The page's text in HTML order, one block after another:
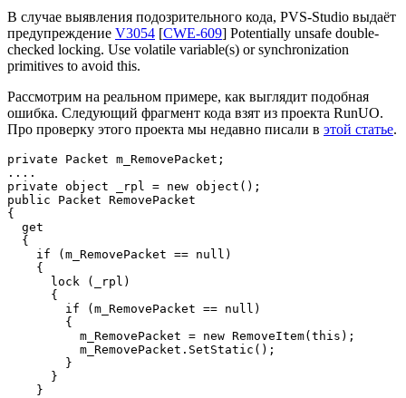
В случае выявления подозрительного кода, PVS-Studio выдаёт
предупреждение V3054 [CWE-609] Potentially unsafe double-
checked locking. Use volatile variable(s) or synchronization
primitives to avoid this.
Рассмотрим на реальном примере, как выглядит подобная
ошибка. Следующий фрагмент кода взят из проекта RunUO.
Про проверку этого проекта мы недавно писали в этой статье.
private Packet m_RemovePacket;
....
private object _rpl = new object();
public Packet RemovePacket
{
  get
  {
    if (m_RemovePacket == null)
    {
      lock (_rpl)
      {
        if (m_RemovePacket == null)
        {
          m_RemovePacket = new RemoveItem(this);
          m_RemovePacket.SetStatic();
        }
      }
    }